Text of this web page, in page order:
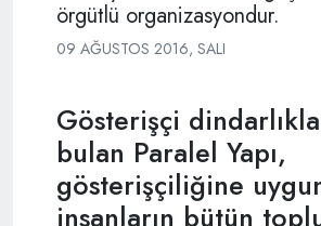
örgütlü organizasyondur.
09 AĞUSTOS 2016, SALI
Gösterişçi
bulan Paralel Yapı,
gösterişçiliğine
insanların bütün